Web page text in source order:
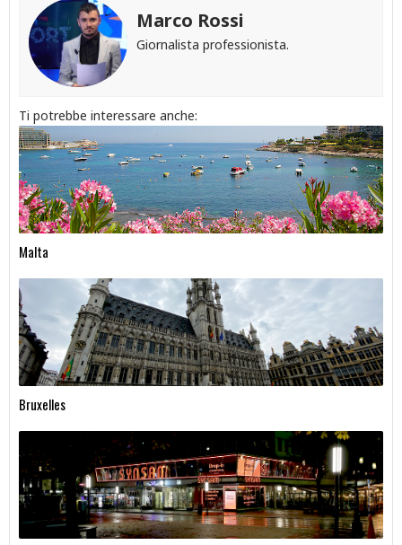
Marco Rossi
Giornalista professionista.
Ti potrebbe interessare anche:
Malta
Bruxelles